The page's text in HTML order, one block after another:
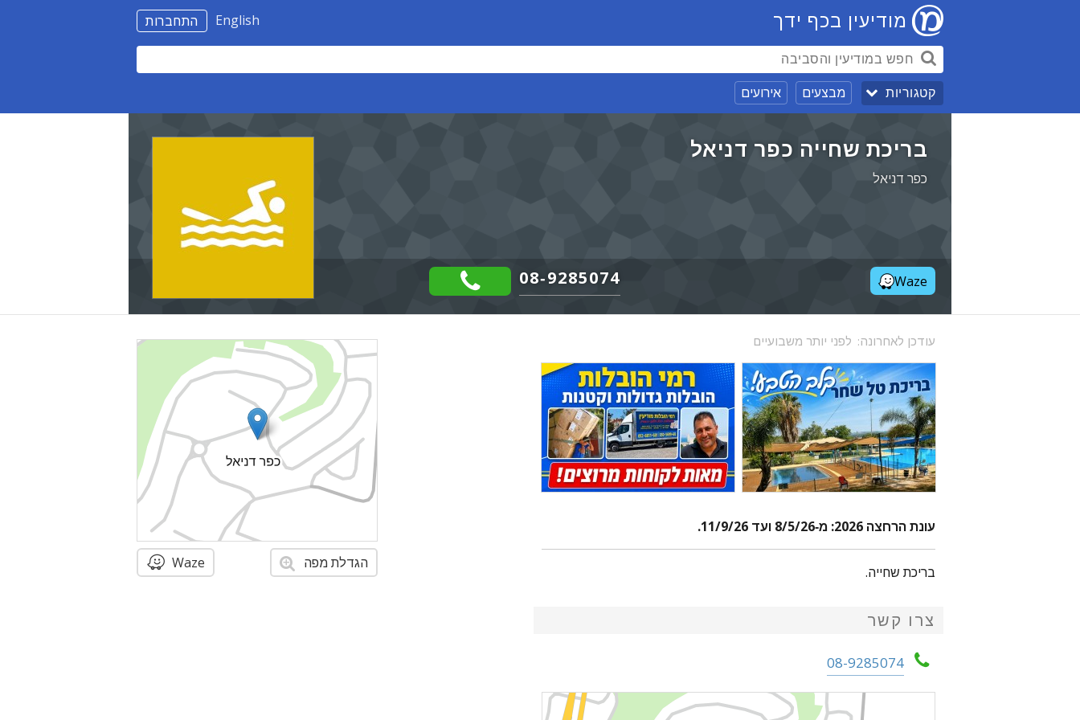
התחברות English מודיעין בכף ידך
קטגוריות מבצעים אירועים
בריכת שחייה כפר דניאל
כפר דניאל
Waze
08-9285074
הגדלת מפה Waze
עודכן לאחרונה: לפני יותר משבועיים
עונת הרחצה 2026: מ-8/5/26 ועד 11/9/26.
בריכת שחייה.
צרו קשר
08-9285074